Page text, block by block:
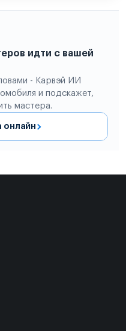
идти с вашей
- Карвэй ИИ
и подскажет,
мастера.
онлайн